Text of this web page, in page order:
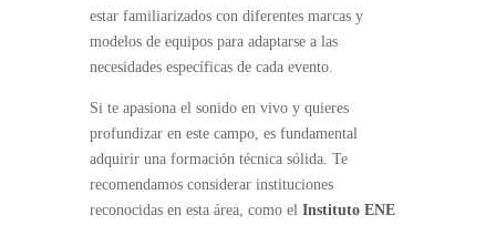
estar familiarizados con diferentes marcas y
modelos de equipos para adaptarse a las
necesidades específicas de cada evento.
Si te apasiona el sonido en vivo y quieres
profundizar en este campo, es fundamental
adquirir una formación técnica sólida. Te
recomendamos considerar instituciones
reconocidas en esta área, como el Instituto ENE